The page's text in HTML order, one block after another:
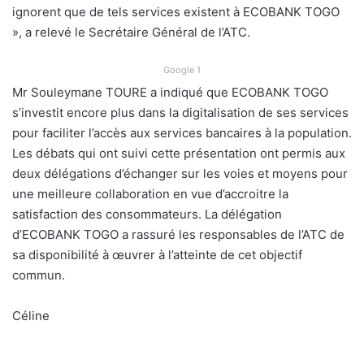
ignorent que de tels services existent à ECOBANK TOGO
», a relevé le Secrétaire Général de l’ATC.
Google 1
Mr Souleymane TOURE a indiqué que ECOBANK TOGO
s’investit encore plus dans la digitalisation de ses services
pour faciliter l’accès aux services bancaires à la population.
Les débats qui ont suivi cette présentation ont permis aux
deux délégations d’échanger sur les voies et moyens pour
une meilleure collaboration en vue d’accroitre la
satisfaction des consommateurs. La délégation
d’ECOBANK TOGO a rassuré les responsables de l’ATC de
sa disponibilité à œuvrer à l’atteinte de cet objectif
commun.
Céline